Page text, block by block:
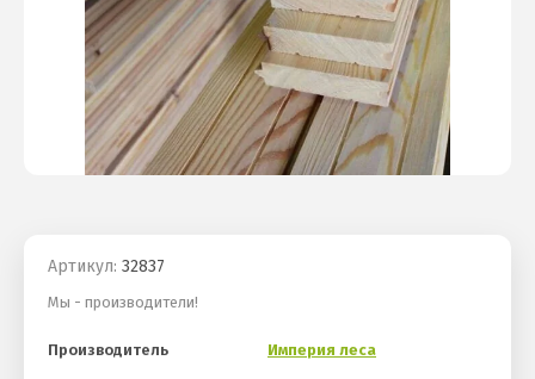
Артикул: 32837
Мы - производители!
Производитель Империя леса